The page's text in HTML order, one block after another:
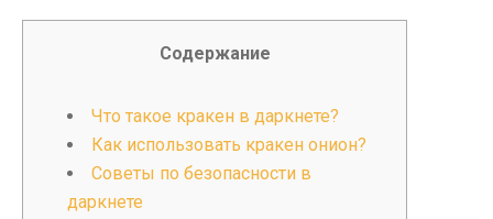
Содержание
Что такое кракен в даркнете?
Как использовать кракен онион?
Советы по безопасности в
даркнете